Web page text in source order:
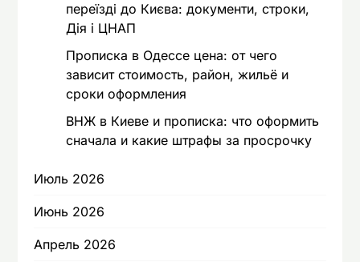
переїзді до Києва: документи, строки,
Дія і ЦНАП
Прописка в Одессе цена: от чего
зависит стоимость, район, жильё и
сроки оформления
ВНЖ в Киеве и прописка: что оформить
сначала и какие штрафы за просрочку
Июль 2026
Июнь 2026
Апрель 2026